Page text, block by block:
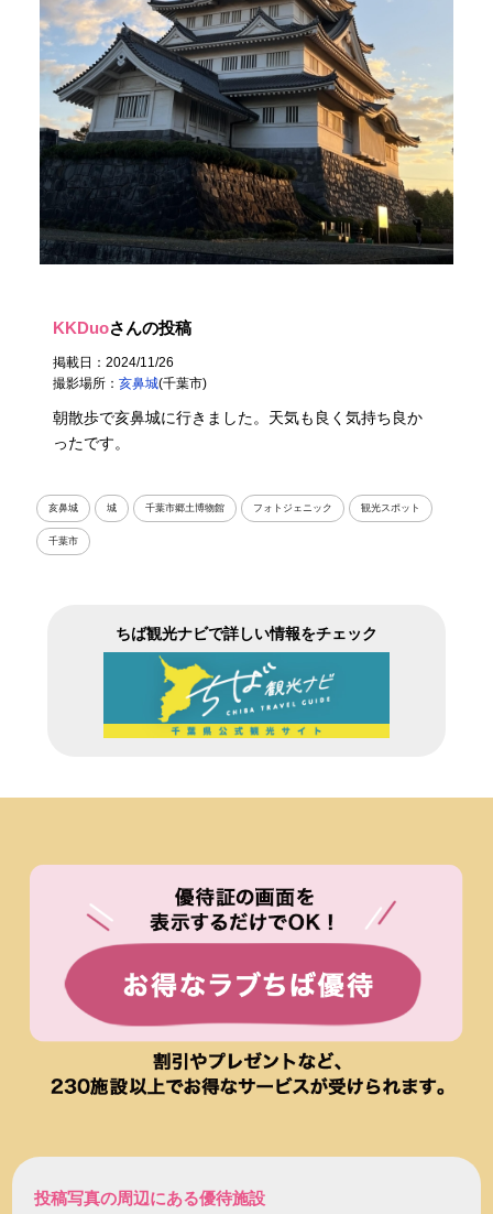
KKDuoさんの投稿
掲載日：2024/11/26
撮影場所：亥鼻城(千葉市)
朝散歩で亥鼻城に行きました。天気も良く気持ち良か
ったです。
亥鼻城 城 千葉市郷土博物館 フォトジェニック 観光スポット
千葉市
ちば観光ナビで詳しい情報をチェック
投稿写真の周辺にある優待施設